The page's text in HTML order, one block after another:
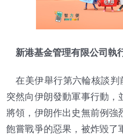
新港基金管理有限公司執
在美伊舉行第六輪核談判
突然向伊朗發動軍事行動，
將領，伊朗作出史無前例強
飽嘗戰爭的惡果，被炸毀了